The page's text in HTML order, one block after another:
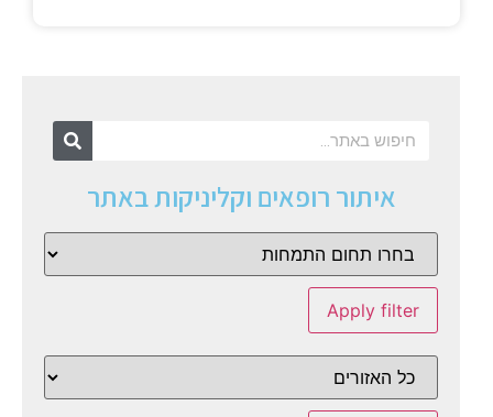
איתור רופאים וקליניקות באתר
Apply filter